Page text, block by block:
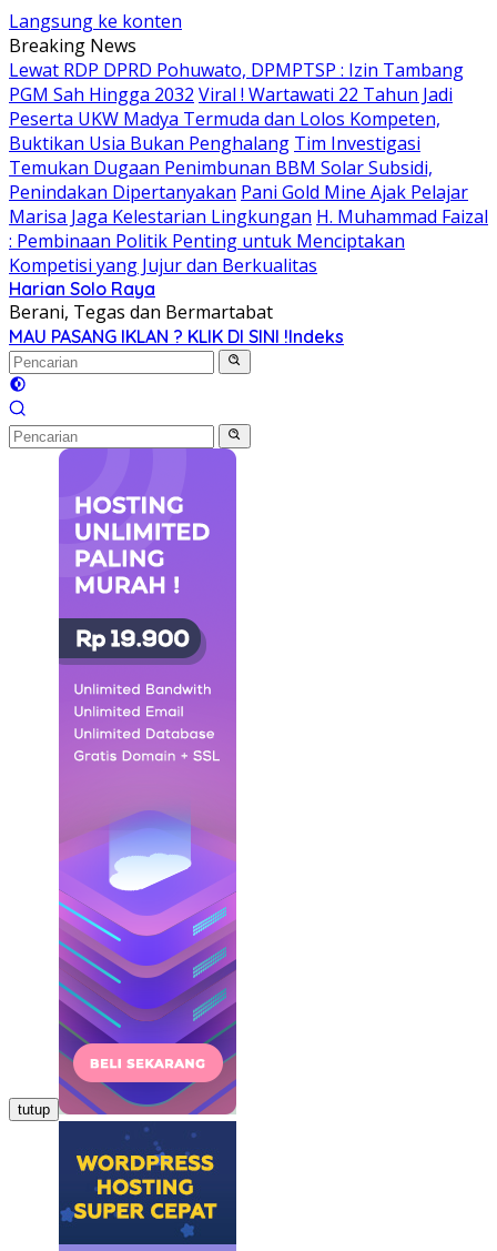
Langsung ke konten
Breaking News
Lewat RDP DPRD Pohuwato, DPMPTSP : Izin Tambang
PGM Sah Hingga 2032 Viral ! Wartawati 22 Tahun Jadi
Peserta UKW Madya Termuda dan Lolos Kompeten,
Buktikan Usia Bukan Penghalang Tim Investigasi
Temukan Dugaan Penimbunan BBM Solar Subsidi,
Penindakan Dipertanyakan Pani Gold Mine Ajak Pelajar
Marisa Jaga Kelestarian Lingkungan H. Muhammad Faizal
: Pembinaan Politik Penting untuk Menciptakan
Kompetisi yang Jujur dan Berkualitas
Harian Solo Raya
Berani, Tegas dan Bermartabat
MAU PASANG IKLAN ? KLIK DI SINI !Indeks
tutup